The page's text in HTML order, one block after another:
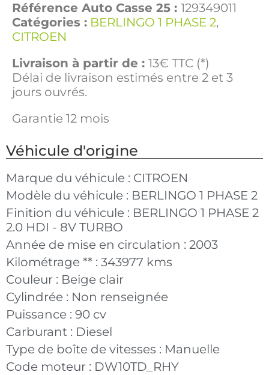
Référence Auto Casse 25 : 129349011
Catégories : BERLINGO 1 PHASE 2,
CITROEN
Livraison à partir de : 13€ TTC (*)
Délai de livraison estimés entre 2 et 3
jours ouvrés.
Garantie 12 mois
Véhicule d'origine
Marque du véhicule : CITROEN
Modèle du véhicule : BERLINGO 1 PHASE 2
Finition du véhicule : BERLINGO 1 PHASE 2
2.0 HDI - 8V TURBO
Année de mise en circulation : 2003
Kilométrage ** : 343977 kms
Couleur : Beige clair
Cylindrée : Non renseignée
Puissance : 90 cv
Carburant : Diesel
Type de boîte de vitesses : Manuelle
Code moteur : DW10TD_RHY